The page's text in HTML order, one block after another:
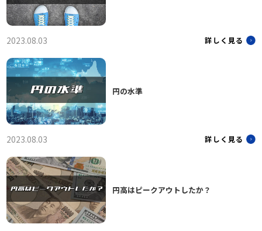
2023.08.03 詳しく見る
円の水準
2023.08.03 詳しく見る
円高はピークアウトしたか？